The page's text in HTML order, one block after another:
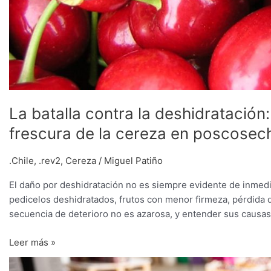
La batalla contra la
frescura de la cereza en
.Chile, .rev2, Cereza / Miguel Patiño
El daño por deshidratación no es siempre evidente de
pedicelos deshidratados, frutos con menor firmeza, pérdida
secuencia de deterioro no es azarosa, y entender sus
Leer más »
El